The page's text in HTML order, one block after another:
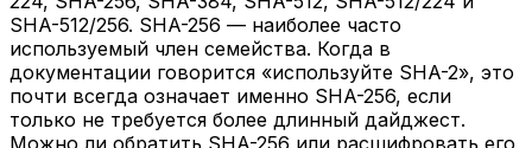
SHA-512/256. SHA-256 — наиболее часто
используемый член семейства. Когда в
документации говорится «используйте SHA-2», это
почти всегда означает именно SHA-256, если
только не требуется более длинный дайджест.